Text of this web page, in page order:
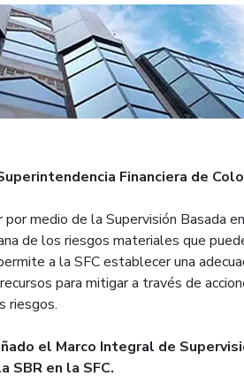
Financiera de
por medio de la Supervisión Basada
de los riesgos materiales que
a la SFC establecer una
para mitigar a través de
riesgos.
el Marco Integral de
SBR en la SFC.